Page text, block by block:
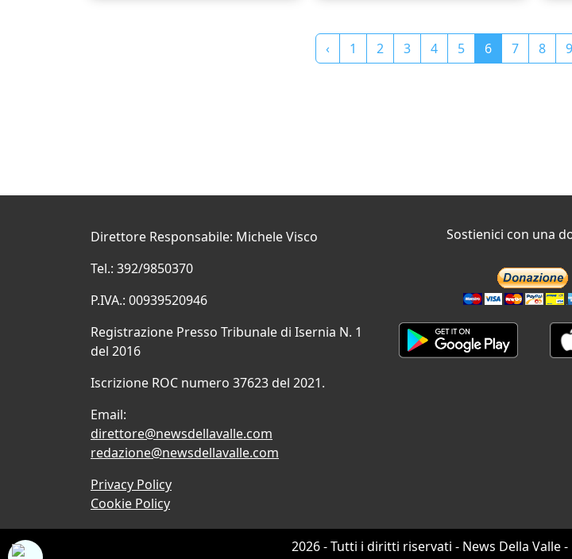
‹ 1 2 3 4 5 6 7 8 9
Direttore Responsabile: Michele Visco
Tel.: 392/9850370
P.IVA.: 00939520946
Registrazione Presso Tribunale di Isernia N. 1
del 2016
Iscrizione ROC numero 37623 del 2021.
Email:
direttore@newsdellavalle.com
redazione@newsdellavalle.com
Privacy Policy
Cookie Policy
Sostienici con una
2026 - Tutti i diritti riservati - News Della Valle